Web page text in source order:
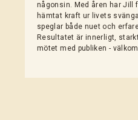
någonsin. Med åren har Jill
hämtat kraft ur livets
speglar både nuet och
Resultatet är innerligt,
mötet med publiken -